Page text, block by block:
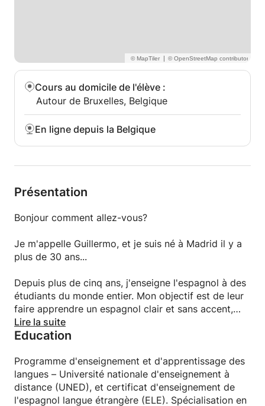
|
Cours au domicile de l'élève :
Autour de Bruxelles, Belgique
En ligne depuis la Belgique
Présentation
Bonjour comment allez-vous?
Je m'appelle Guillermo, et je suis né à Madrid il y a
plus de 30 ans...
Depuis plus de cinq ans, j'enseigne l'espagnol à des
étudiants du monde entier. Mon objectif est de leur
faire apprendre un espagnol clair et sans accent,
avec une grammaire et une orthographe
irréprochables. Mes cours sont clairs, pratiques et
progresser dès le premier jour en espagnol
authentique.
Envie d'apprendre avec un professeur natif de
Lire la suite
Education
Programme d'enseignement et d'apprentissage des
langues – Université nationale d'enseignement à
distance (UNED), et certificat d'enseignement de
l'espagnol langue étrangère (ELE). Spécialisation en